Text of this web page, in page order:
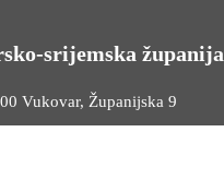
srijemska županija
Vukovar, Županijska 9